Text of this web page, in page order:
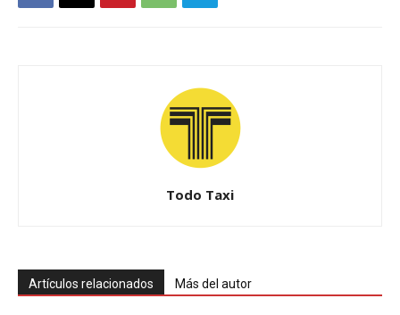
Todo Taxi
Artículos relacionados Más del autor